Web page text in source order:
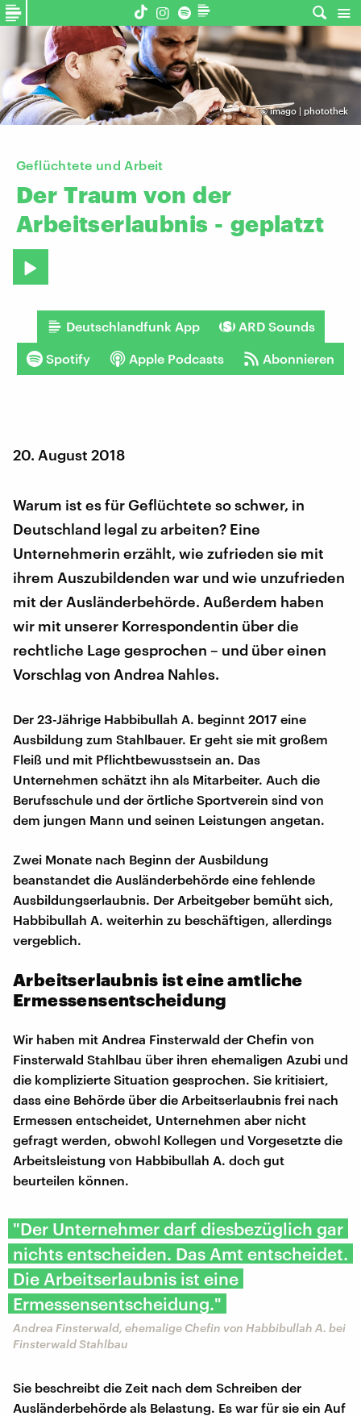
©imago | photothek
Geflüchtete und Arbeit
Der Traum von der
Arbeitserlaubnis - geplatzt
Deutschlandfunk App ARD Sounds
Spotify Apple Podcasts Abonnieren
20. August 2018
Warum ist es für Geflüchtete so schwer, in
Deutschland legal zu arbeiten? Eine
Unternehmerin erzählt, wie zufrieden sie mit
ihrem Auszubildenden war und wie unzufrieden
mit der Ausländerbehörde. Außerdem haben
wir mit unserer Korrespondentin über die
rechtliche Lage gesprochen – und über einen
Vorschlag von Andrea Nahles.
Der 23-Jährige Habbibullah A. beginnt 2017 eine
Ausbildung zum Stahlbauer. Er geht sie mit großem
Fleiß und mit Pflichtbewusstsein an. Das
Unternehmen schätzt ihn als Mitarbeiter. Auch die
Berufsschule und der örtliche Sportverein sind von
dem jungen Mann und seinen Leistungen angetan.
Zwei Monate nach Beginn der Ausbildung
beanstandet die Ausländerbehörde eine fehlende
Ausbildungserlaubnis. Der Arbeitgeber bemüht sich,
Habbibullah A. weiterhin zu beschäftigen, allerdings
vergeblich.
Arbeitserlaubnis ist eine amtliche
Ermessensentscheidung
Wir haben mit Andrea Finsterwald der Chefin von
Finsterwald Stahlbau über ihren ehemaligen Azubi und
die komplizierte Situation gesprochen. Sie kritisiert,
dass eine Behörde über die Arbeitserlaubnis frei nach
Ermessen entscheidet, Unternehmen aber nicht
gefragt werden, obwohl Kollegen und Vorgesetzte die
Arbeitsleistung von Habbibullah A. doch gut
beurteilen können.
"Der Unternehmer darf diesbezüglich gar
nichts entscheiden. Das Amt entscheidet.
Die Arbeitserlaubnis ist eine
Ermessensentscheidung."
Andrea Finsterwald, ehemalige Chefin von Habbibullah A. bei
Finsterwald Stahlbau
Sie beschreibt die Zeit nach dem Schreiben der
Ausländerbehörde als Belastung. Es war für sie ein Auf